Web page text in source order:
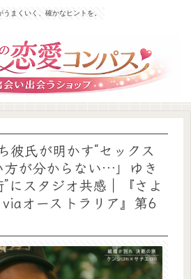
うまくいく、確かなヒントを。
彼氏が明かす“セックス
方が分からない…」ゆき
にスタジオ共感｜『さよ
オーストラリア』第6